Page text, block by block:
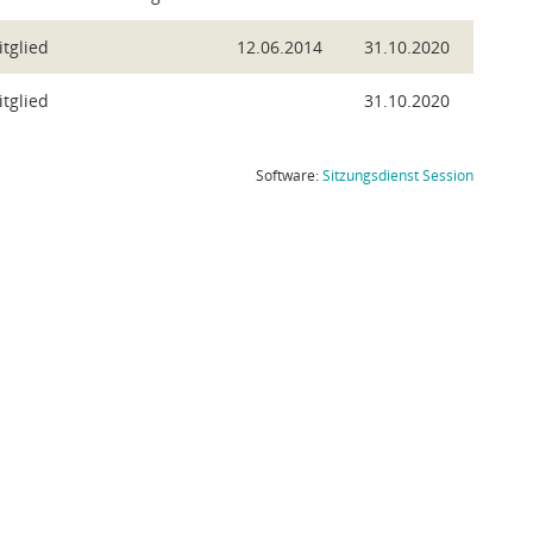
12.06.2014 31.10.2020
31.10.2020
Software:SitzungsdienstSession(Wird in